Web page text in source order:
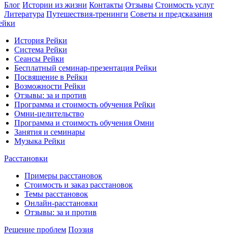
Блог Истории из жизни Контакты Отзывы Стоимость услуг
Литература Путешествия-тренинги Советы и предсказания
История Рейки
Система Рейки
Сеансы Рейки
Бесплатный семинар-презентация Рейки
Посвящение в Рейки
Возможности Рейки
Отзывы: за и против
Программа и стоимость обучения Рейки
Омни-целительство
Программа и стоимость обучения Омни
Занятия и семинары
Музыка Рейки
Расстановки
Примеры расстановок
Стоимость и заказ расстановок
Темы расстановок
Онлайн-расстановки
Отзывы: за и против
Решение проблем Поэзия